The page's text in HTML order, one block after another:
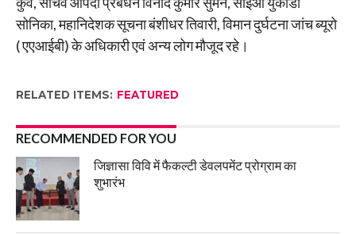
सोनिका, महानिदेशक सूचना बंशीधर तिवारी, विमान दुर्घटना जांच ब्यूरो
( एएआईबी) के अधिकारी एवं अन्य लोग मौजूद रहे।
RELATED ITEMS: FEATURED
RECOMMENDED FOR YOU
जिज्ञासा विवि में फैकल्टी डेवलपमेंट प्रोग्राम का
शुभारंभ